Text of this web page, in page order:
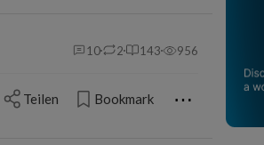
10 2 143 956
Teilen Bookmark ⋯